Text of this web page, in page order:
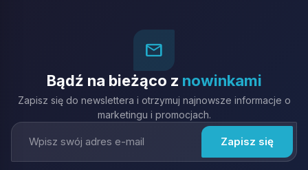
mail_outline
Bądź na bieżąco z nowinkami
Zapisz się do newslettera i otrzymuj najnowsze informacje o
marketingu i promocjach.